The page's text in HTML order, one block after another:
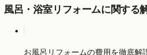
風呂・浴室リフォームに関する
お風呂リフォームの費用を徹底解